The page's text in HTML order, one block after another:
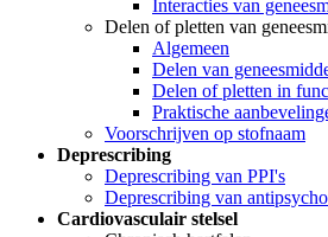
Interacties van
Delen of pletten van
Algemeen
Delen van
Delen of pletten in
Praktische
Voorschrijven op stofnaam
Deprescribing
Deprescribing van PPI's
Deprescribing van
Cardiovasculair stelsel